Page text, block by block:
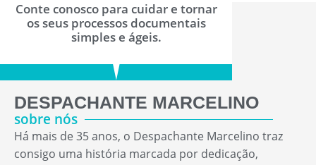
Conte conosco para cuidar e tornar
os seus processos documentais
simples e ágeis.
DESPACHANTE MARCELINO
sobre nós
Há mais de 35 anos, o Despachante Marcelino traz
consigo uma história marcada por dedicação,